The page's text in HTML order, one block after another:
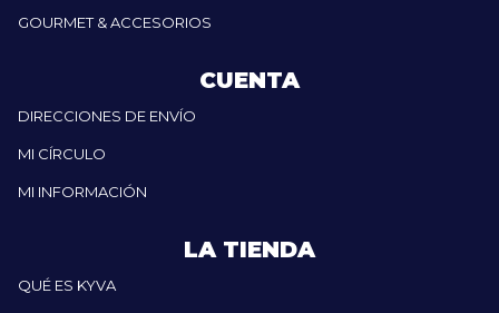
GOURMET & ACCESORIOS
CUENTA
DIRECCIONES DE ENVÍO
MI CÍRCULO
MI INFORMACIÓN
LA TIENDA
QUÉ ES KYVA